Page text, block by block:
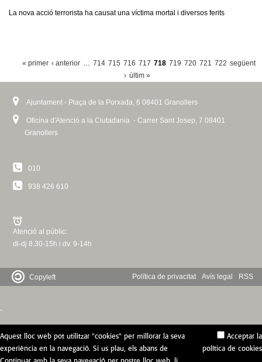
La nova acció terrorista ha causat una víctima mortal i diversos ferits
N
« primer ‹ anterior 714 715 716 717 718 719 720 721 722 següent
› últim »
Ajuntament - Plaça de la Porxada, 6 08401 Granollers
Oficina d'Atenció a la Ciutadania - Carrer Sant Josep, 7 08401
Granollers
010
938 426 610
Atenció al públic:
dl-dj 8.30-15h i dv. 9-14h
Política de privacitat Avís legal RSS
Copyleft
-
Aquest lloc web pot utilitzar "cookies" per millorar la seva
experiència en la navegació. Si us plau, els abans de
Acceptar la
política de cookies